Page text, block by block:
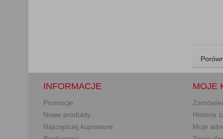
INFORMACJE
Promocje
Nowe produkty
Najczęściej kupowane
MOJE
Historia
Moje